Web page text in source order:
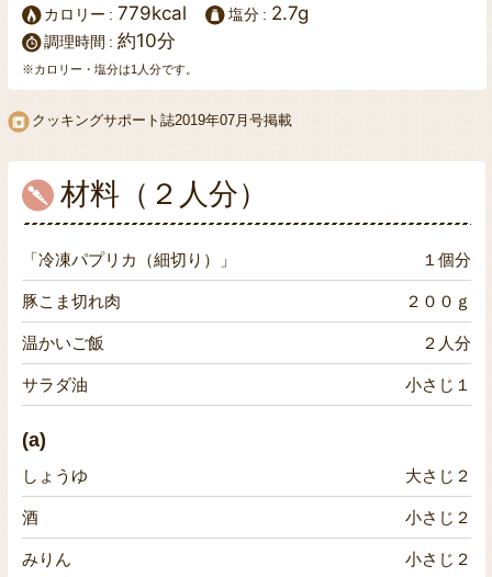
カロリー 779kcal 塩分 2.7g
調理時間 約10分
※カロリー・塩分は1人分です。
クッキングサポート誌2019年07月号掲載
材料（２人分）
「冷凍パプリカ（細切り）」 １個分
豚こま切れ肉 ２００ｇ
温かいご飯 ２人分
サラダ油 小さじ１
(a)
しょうゆ 大さじ２
酒 小さじ２
みりん 小さじ２